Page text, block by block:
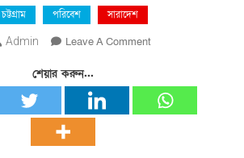
চট্টগ্রাম পরিবেশ সারাদেশ
Admin Leave A CommentOn
প্লাস
শেয়ার করুন...